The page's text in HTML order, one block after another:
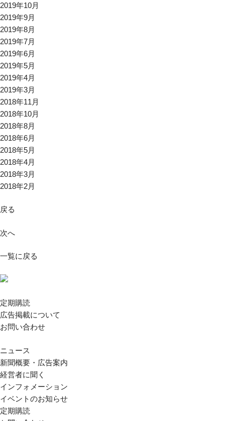
2019年10月
2019年9月
2019年8月
2019年7月
2019年6月
2019年5月
2019年4月
2019年3月
2018年11月
2018年10月
2018年8月
2018年6月
2018年5月
2018年4月
2018年3月
2018年2月
戻る
次へ
一覧に戻る
定期購読
広告掲載について
お問い合わせ
ニュース
新聞概要・広告案内
経営者に聞く
インフォメーション
イベントのお知らせ
定期購読